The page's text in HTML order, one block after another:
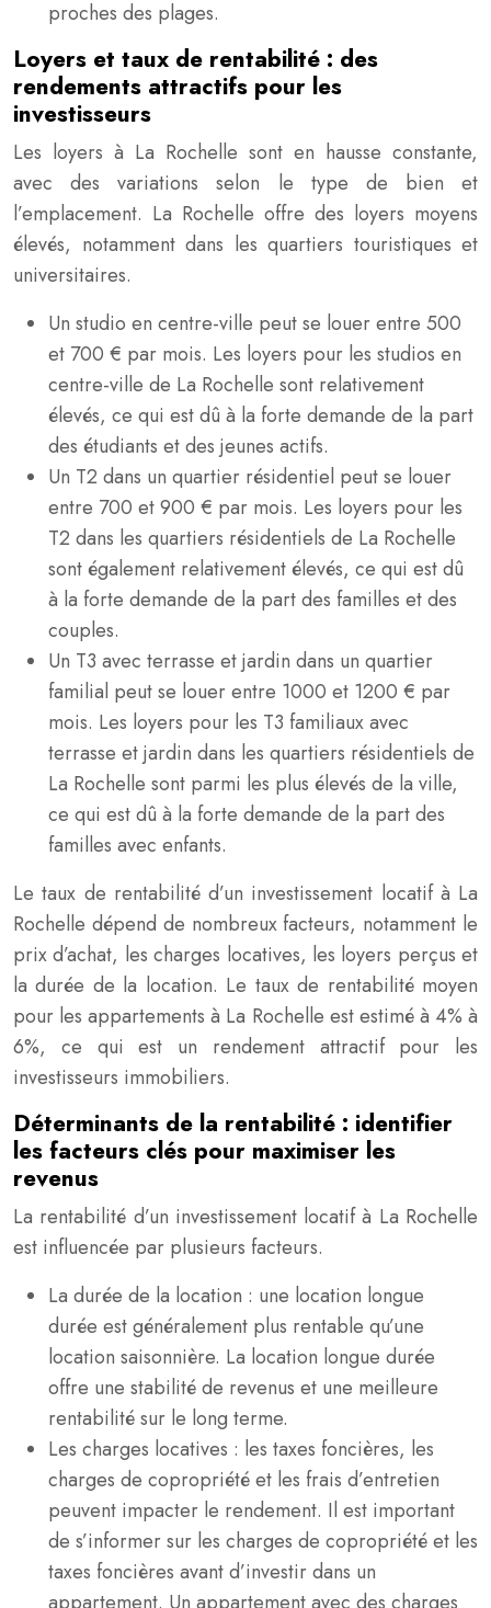
proches des plages.
Loyers et taux de rentabilité : des
rendements attractifs pour les
investisseurs
Les loyers à La Rochelle sont en hausse constante,
avec des variations selon le type de bien et
l’emplacement. La Rochelle offre des loyers moyens
élevés, notamment dans les quartiers touristiques et
universitaires.
Un studio en centre-ville peut se louer entre 500
et 700 € par mois. Les loyers pour les studios en
centre-ville de La Rochelle sont relativement
élevés, ce qui est dû à la forte demande de la part
des étudiants et des jeunes actifs.
Un T2 dans un quartier résidentiel peut se louer
entre 700 et 900 € par mois. Les loyers pour les
T2 dans les quartiers résidentiels de La Rochelle
sont également relativement élevés, ce qui est dû
à la forte demande de la part des familles et des
couples.
Un T3 avec terrasse et jardin dans un quartier
familial peut se louer entre 1000 et 1200 € par
mois. Les loyers pour les T3 familiaux avec
terrasse et jardin dans les quartiers résidentiels de
La Rochelle sont parmi les plus élevés de la ville,
ce qui est dû à la forte demande de la part des
familles avec enfants.
Le taux de rentabilité d’un investissement locatif à La
Rochelle dépend de nombreux facteurs, notamment le
prix d’achat, les charges locatives, les loyers perçus et
la durée de la location. Le taux de rentabilité moyen
pour les appartements à La Rochelle est estimé à 4% à
6%, ce qui est un rendement attractif pour les
investisseurs immobiliers.
Déterminants de la rentabilité : identifier
les facteurs clés pour maximiser les
revenus
La rentabilité d’un investissement locatif à La Rochelle
est influencée par plusieurs facteurs.
La durée de la location : une location longue
durée est généralement plus rentable qu’une
location saisonnière. La location longue durée
offre une stabilité de revenus et une meilleure
rentabilité sur le long terme.
Les charges locatives : les taxes foncières, les
charges de copropriété et les frais d’entretien
peuvent impacter le rendement. Il est important
de s’informer sur les charges de copropriété et les
taxes foncières avant d’investir dans un